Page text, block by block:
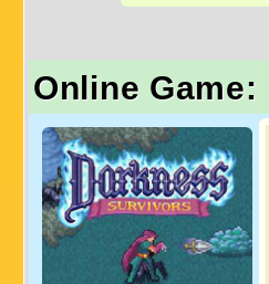
Online Game: